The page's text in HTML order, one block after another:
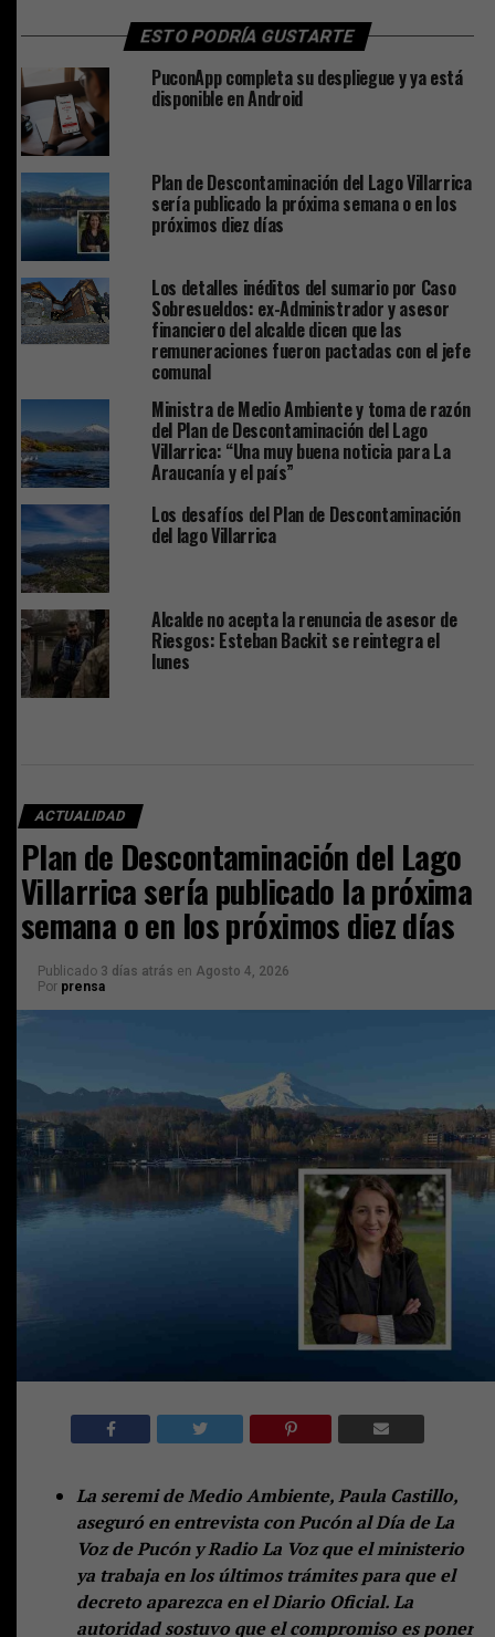
ESTO PODRÍA GUSTARTE
PuconApp completa su despliegue y ya está
disponible en Android
Plan de Descontaminación del Lago Villarrica
sería publicado la próxima semana o en los
próximos diez días
Los detalles inéditos del sumario por Caso
Sobresueldos: ex-Administrador y asesor
financiero del alcalde dicen que las
remuneraciones fueron pactadas con el jefe
comunal
Ministra de Medio Ambiente y toma de razón
del Plan de Descontaminación del Lago
Villarrica: “Una muy buena noticia para La
Araucanía y el país”
Los desafíos del Plan de Descontaminación
del lago Villarrica
Alcalde no acepta la renuncia de asesor de
Riesgos: Esteban Backit se reintegra el
lunes
ACTUALIDAD
Plan de Descontaminación del Lago
Villarrica sería publicado la próxima
semana o en los próximos diez días
Publicado 3 días atrás en Agosto 4, 2026
Por prensa
La seremi de Medio Ambiente, Paula Castillo,
aseguró en entrevista con Pucón al Día de La
Voz de Pucón y Radio La Voz que el ministerio
ya trabaja en los últimos trámites para que el
decreto aparezca en el Diario Oficial. La
autoridad sostuvo que el compromiso es poner